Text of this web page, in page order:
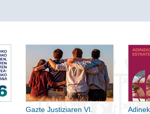
Gazte Justiziaren VI.